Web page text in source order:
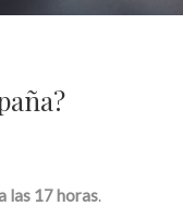
las 17 horas.